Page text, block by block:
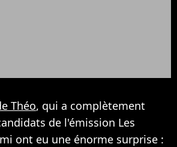
Théo, qui a complètement
de l'émission Les
ont eu une énorme surprise :